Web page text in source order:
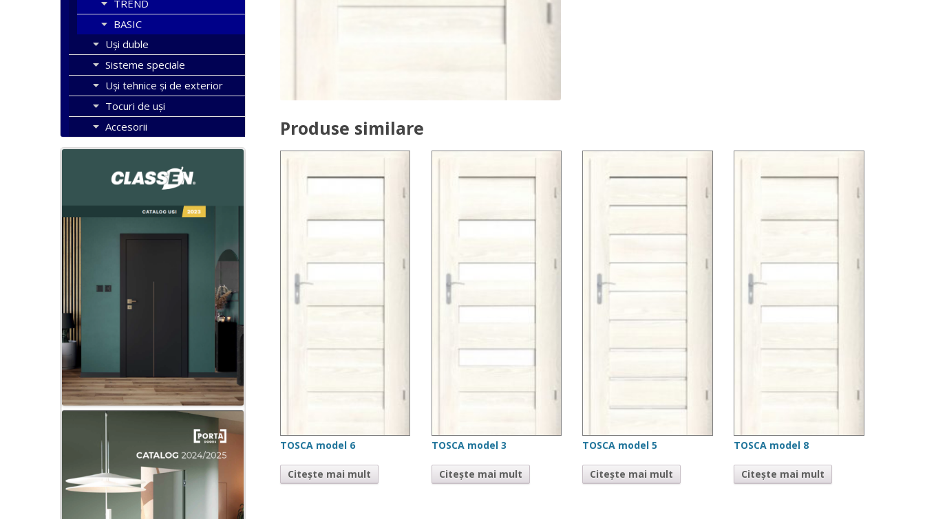
Produse similare
TOSCA model 6
Citește mai mult
TOSCA model 3
Citește mai mult
TOSCA model 5
Citește mai mult
TOSCA model 8
Citește mai mult
TREND
BASIC
Uşi duble
Sisteme speciale
Uși tehnice și de exterior
Tocuri de uși
Accesorii